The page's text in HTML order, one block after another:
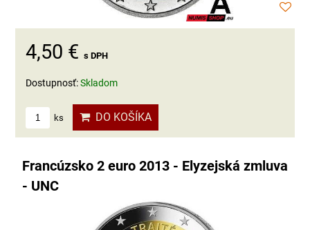
4,50 € s DPH
Dostupnosť:Skladom
ks DO KOŠÍKA
Francúzsko 2 euro 2013 - Elyzejská zmluva
- UNC